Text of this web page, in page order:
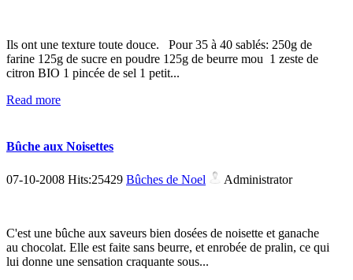
Ils ont une texture toute douce. Pour 35 à 40 sablés: 250g de
farine 125g de sucre en poudre 125g de beurre mou 1 zeste de
citron BIO 1 pincée de sel 1 petit...
Read more
Bûche aux Noisettes
07-10-2008 Hits:25429 Bûches de Noel Administrator
C'est une bûche aux saveurs bien dosées de noisette et ganache
au chocolat. Elle est faite sans beurre, et enrobée de pralin, ce qui
lui donne une sensation craquante sous...